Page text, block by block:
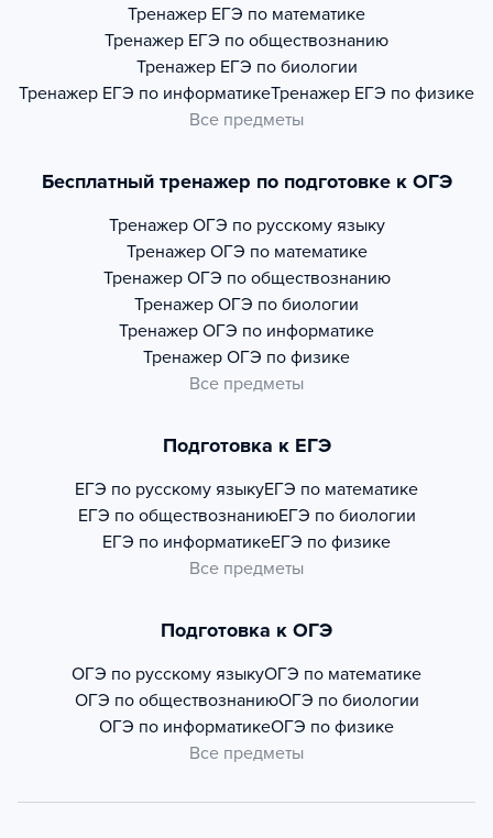
Тренажер ЕГЭ по математике
Тренажер ЕГЭ по обществознанию
Тренажер ЕГЭ по биологии
Тренажер ЕГЭ по информатикеТренажер ЕГЭ по физике
Все предметы
Бесплатный тренажер по подготовке к ОГЭ
Тренажер ОГЭ по русскому языку
Тренажер ОГЭ по математике
Тренажер ОГЭ по обществознанию
Тренажер ОГЭ по биологии
Тренажер ОГЭ по информатике
Тренажер ОГЭ по физике
Все предметы
Подготовка к ЕГЭ
ЕГЭ по русскому языкуЕГЭ по математике
ЕГЭ по обществознаниюЕГЭ по биологии
ЕГЭ по информатикеЕГЭ по физике
Все предметы
Подготовка к ОГЭ
ОГЭ по русскому языкуОГЭ по математике
ОГЭ по обществознаниюОГЭ по биологии
ОГЭ по информатикеОГЭ по физике
Все предметы